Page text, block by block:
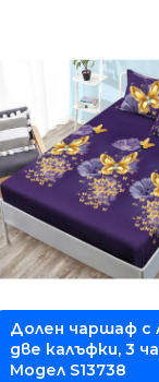
Долен чаршаф с
две калъфки, 3
Модел S13738